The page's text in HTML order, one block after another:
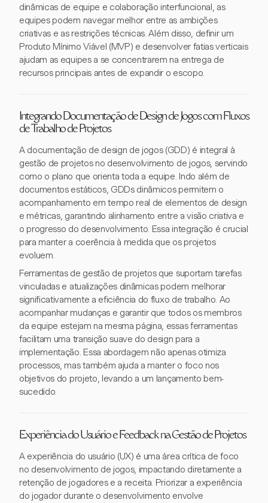
dinâmicas de equipe e colaboração interfuncional, as
equipes podem navegar melhor entre as ambições
criativas e as restrições técnicas. Além disso, definir um
Produto Mínimo Viável (MVP) e desenvolver fatias verticais
ajudam as equipes a se concentrarem na entrega de
recursos principais antes de expandir o escopo.
Integrando Documentação de Design de Jogos com Fluxos
de Trabalho de Projetos
A documentação de design de jogos (GDD) é integral à
gestão de projetos no desenvolvimento de jogos, servindo
como o plano que orienta toda a equipe. Indo além de
documentos estáticos, GDDs dinâmicos permitem o
acompanhamento em tempo real de elementos de design
e métricas, garantindo alinhamento entre a visão criativa e
o progresso do desenvolvimento. Essa integração é crucial
para manter a coerência à medida que os projetos
evoluem.
Ferramentas de gestão de projetos que suportam tarefas
vinculadas e atualizações dinâmicas podem melhorar
significativamente a eficiência do fluxo de trabalho. Ao
acompanhar mudanças e garantir que todos os membros
da equipe estejam na mesma página, essas ferramentas
facilitam uma transição suave do design para a
implementação. Essa abordagem não apenas otimiza
processos, mas também ajuda a manter o foco nos
objetivos do projeto, levando a um lançamento bem-
sucedido.
Experiência do Usuário e Feedback na Gestão de Projetos
A experiência do usuário (UX) é uma área crítica de foco
no desenvolvimento de jogos, impactando diretamente a
retenção de jogadores e a receita. Priorizar a experiência
do jogador durante o desenvolvimento envolve